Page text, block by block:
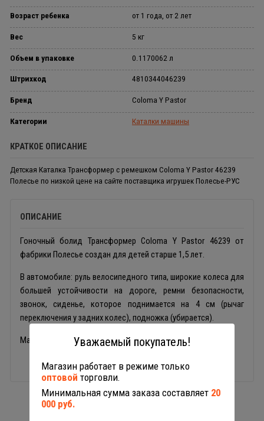
Возраст ребенка от 1 года, от 2 лет
Вес 5 кг
Объем в упаковке 0.1170062 л
Штрихкод 4810344046239
Бренд Coloma Y Pastor
Категории Каталки машины
КРАТКОЕ ОПИСАНИЕ
Детская Каталка Трансформер с ремешком Coloma Y Pastor 46239
Полесье по низкой цене на сайте поставщика игрушек Полесье-РУС
ОПИСАНИЕ
Гоночный болид Трансформер Coloma Y Pastor 46239 от
фабрики Полесье создан для детей старше 1,5 лет.
В автомобиле: руль велосипедного типа, широкие колеса для
большей устойчивости на дороге, ремни безопасности,
звонок, сиденье, которое поднимается на 4 см (рычаг
переключения у задних колес), подножка (убирается).
Материал машины пластик.Уважаемый покупатель!
Магазин работает в режиме только
оптовой торговли.
Минимальная сумма заказа составляет 20
000 руб.